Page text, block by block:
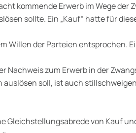
kommende Erwerb im Wege der
sollte. Ein „Kauf“ hatte für
Willen der Parteien entsprochen.
Nachweis zum Erwerb in der
soll, ist auch
Gleichstellungsabrede von Kauf